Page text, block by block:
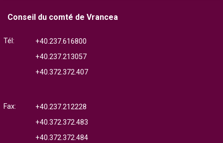
Conseil du comté de Vrancea
Tél:
+40.237.616800
+40.237.213057
+40.372.372.407
Fax:
+40.237.212228
+40.372.372.483
+40.372.372.484